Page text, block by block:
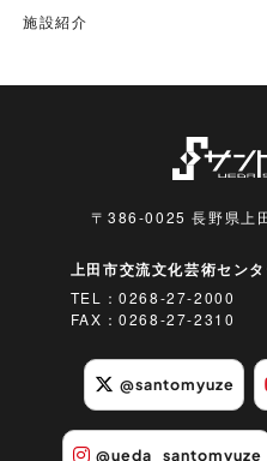
施設紹介
〒386-0025 長野県上
上田市交流文化芸術セン
TEL：0268-27-2000
FAX：0268-27-2310
@santomyuze
@ueda_santomyuze